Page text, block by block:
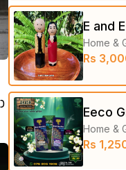
E and
Home &
Rs
Eeco
Home &
Rs